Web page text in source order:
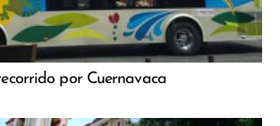
por Cuernavaca